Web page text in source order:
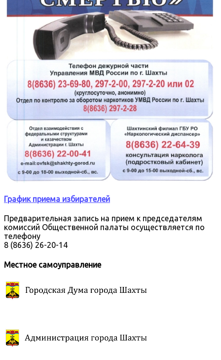
График приема избирателей
Предварительная запись на прием к председателям
комиссий Общественной палаты осуществляется по
телефону
8 (8636) 26-20-14
Местное самоуправление